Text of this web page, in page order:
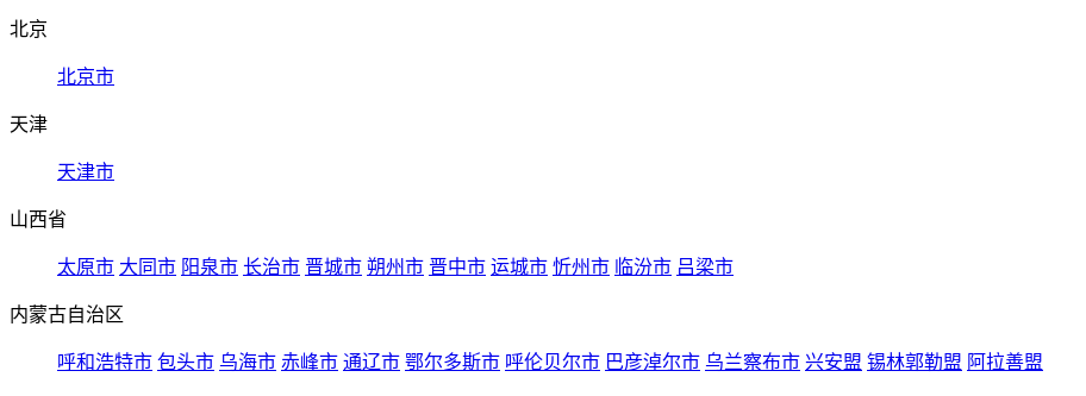
北京
北京市
天津
天津市
山西省
太原市 大同市 阳泉市 长治市 晋城市 朔州市 晋中市 运城市 忻州市 临汾市 吕梁市
内蒙古自治区
呼和浩特市 包头市 乌海市 赤峰市 通辽市 鄂尔多斯市 呼伦贝尔市 巴彦淖尔市 乌兰察布市 兴安盟 锡林郭勒盟 阿拉善盟